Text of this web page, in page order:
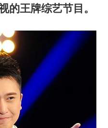
的王牌综艺节目。